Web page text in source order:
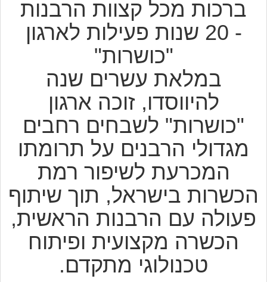
ברכות מכל קצוות הרבנות
- 20 שנות פעילות לארגון
"כושרות"
במלאת עשרים שנה
להיווסדו, זוכה ארגון
"כושרות" לשבחים רחבים
מגדולי הרבנים על תרומתו
המכרעת לשיפור רמת
הכשרות בישראל, תוך שיתוף
פעולה עם הרבנות הראשית,
הכשרה מקצועית ופיתוח
טכנולוגי מתקדם.